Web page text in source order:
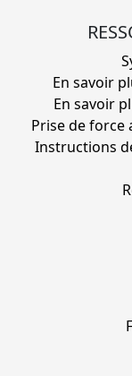
En savoir
En savoir
Prise de
Instructions